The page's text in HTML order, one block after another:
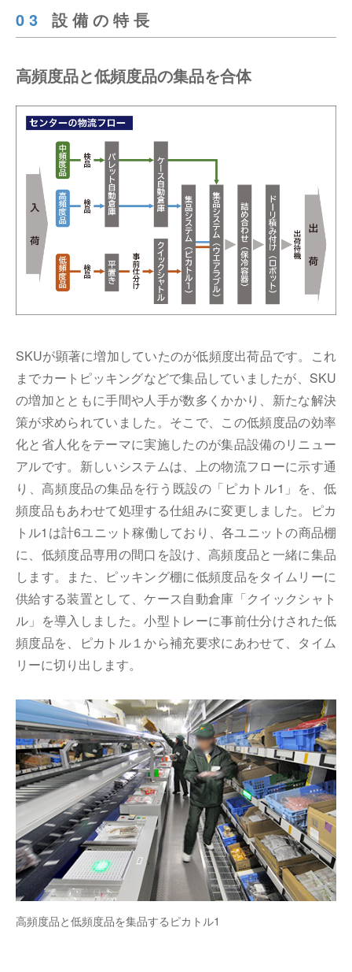
設備の特長
03
高頻度品と低頻度品の集品を合体
SKUが顕著に増加していたのが低頻度出荷品です。これ
までカートピッキングなどで集品していましたが、SKU
の増加とともに手間や人手が数多くかかり、新たな解決
策が求められていました。そこで、この低頻度品の効率
化と省人化をテーマに実施したのが集品設備のリニュー
アルです。新しいシステムは、上の物流フローに示す通
り、高頻度品の集品を行う既設の「ピカトル1」を、低
頻度品もあわせて処理する仕組みに変更しました。ピカ
トル1は計6ユニット稼働しており、各ユニットの商品棚
に、低頻度品専用の間口を設け、高頻度品と一緒に集品
します。また、ピッキング棚に低頻度品をタイムリーに
供給する装置として、ケース自動倉庫「クイックシャト
ル」を導入しました。小型トレーに事前仕分けされた低
頻度品を、ピカトル１から補充要求にあわせて、タイム
リーに切り出します。
高頻度品と低頻度品を集品するピカトル1